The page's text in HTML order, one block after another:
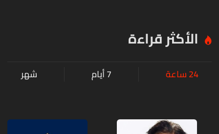
الأكثر قراءة
24 ساعة 7 أيام شهر